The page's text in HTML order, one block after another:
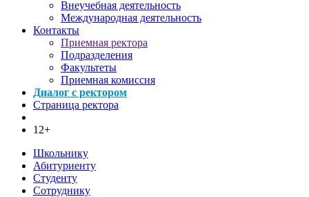
Внеучебная деятельность
Международная деятельность
Контакты
Приемная ректора
Подразделения
Факультеты
Приемная комиссия
Диалог с ректором
Страница ректора
12+
Школьнику
Абитуриенту
Студенту
Сотруднику